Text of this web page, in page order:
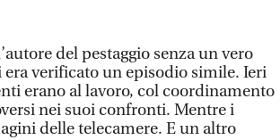
del pestaggio senza un vero
verificato un episodio simile. Ieri
erano al lavoro, col coordinamento
nei suoi confronti. Mentre i
delle telecamere. E un altro